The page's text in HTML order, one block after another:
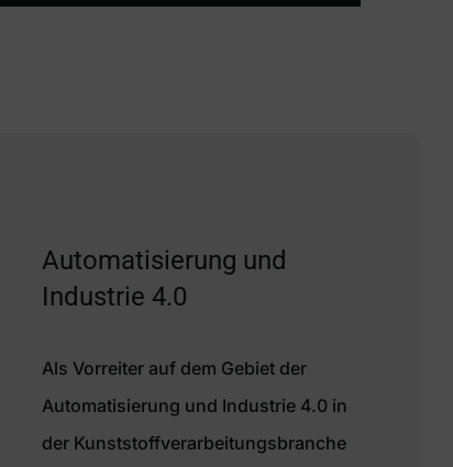
Automatisierung und
Industrie 4.0
Als Vorreiter auf dem Gebiet der
Automatisierung und Industrie 4.0 in
der Kunststoffverarbeitungsbranche